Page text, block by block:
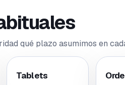
qué plazo asumimos en
Tablets